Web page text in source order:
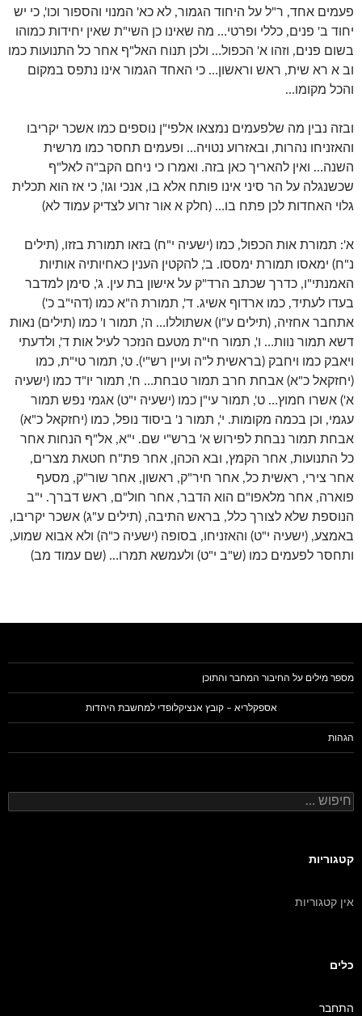
פעמים אחד, ר"ל על היחוד הגמור, לא כא' המנוי והספור וכו', כי יש
יחוד ב' פנים, כללי ופרטי… מה שאינו כן השי"ת שאין יחידות כמוהו
בשום פנים, וזהו א' הכפול… ולכן תנוח האל"ף אחר כל התנועות כמו
וב א רא שית, ראש וראשון… כי האחד הגמור אינו נתפס במקום
והכל מקומו…
ובזה נבין מה שלפעמים נמצאו אלפי"ן נוספים כמו אשכר יקריבו
והאזניחו נהרות, ובאזרוע נטויה… ופעמים תחסר כמו מרשית
השנה… ואין להאריך כאן בזה. ואמרו כי ניחם הקב"ה לאל"ף
שכשנגלה על הר סיני אינו פותח אלא בו, אנכי וגו', כי אז הוא תכלית
גלוי האחדות לכן פתח בו… (חלק א אור זרוע לצדיק עמוד לא)
א': תמורת אות הכפול, כמו (ישעיה י"ח) בזאו תמורת בזזו, (תילים
נ"ח) ימאסו תמורת ימססו. ב', להקטין הענין כאחיותיה אותיות
האמנתי"ו, כדרך שכתב הרד"ק על אישון בת עין. ג', סימן למדבר
בעדו לעתיד, כמו ארדוף אשיג. ד', תמורת ה"א כמו (דהי"ב כ')
אתחבר אחזיה, (תילים ע"ו) אשתוללו… ה', תמור ו' כמו (תילים) נאות
דשא תמור נוות… ו', תמור חי"ת מטעם הנזכר לעיל אות ד', ולדעתי
ויאבק כמו ויחבק (בראשית ל"ה ועיין רש"י). ט', תמור טי"ת, כמו
(יחזקאל כ"א) אבחת חרב תמור טבחת… ח', תמור יו"ד כמו (ישעיה
א') אשרו חמוץ… ט', תמור עי"ן כמו (ישעיה י"ט) אגמי נפש תמור
עגמי, וכן בכמה מקומות. י', תמור נ' ביסוד נופל, כמו (יחזקאל כ"א)
אבחת תמור נבחת לפירוש א' ברש"י שם. י"א, אל"ף הנחות אחר
כל התנועות, אחר הקמץ, ובא הכהן, אחר פת"ח חטאת מצרים,
אחר צירי, ראשית כל, אחר חיר"ק, ראשון, אחר שור"ק, מסעף
פוארה, אחר מלאפו"ם הוא הדבר, אחר חול"ם, ראש דברך. י"ב
הנוספת שלא לצורך כלל, בראש התיבה, (תילים ע"ג) אשכר יקריבו,
באמצע, (ישעיה י"ט) והאזניחו, בסופה (ישעיה כ"ה) ולא אבוא שמוע,
ותחסר לפעמים כמו (ש"ב י"ט) ולעמשא תמרו… (שם עמוד מב)
מספר מילים על החיבור המחבר והתוכן
אספקלריא – קובץ אנציקלופדי למחשבת היהדות
הגהות
חיפוש:
קטגוריות
אין קטגוריות
כלים
התחבר